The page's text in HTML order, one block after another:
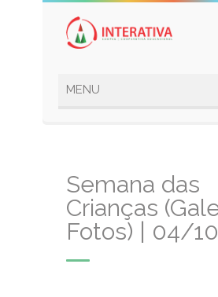
Semana das
Crianças
Fotos) | 04/10